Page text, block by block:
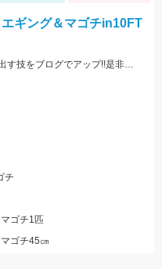
ギング＆マゴチin10FT
本日は渋い一日。そんな日でも1匹を絞り出す技をブログでアップ!!是非ご覧ください。
チ
ゴチ1匹
ゴチ45㎝